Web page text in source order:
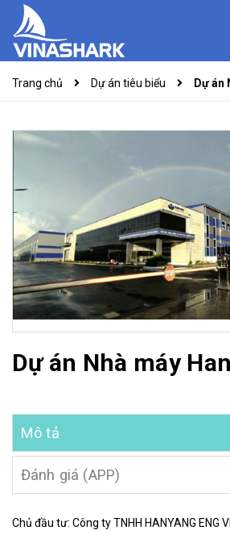
Trang chủ Dự án tiêu biểu Dự án
Dự án Nhà máy
Mô tả
Đánh giá (APP)
Chủ đầu tư: Công ty TNHH HANYANG ENG